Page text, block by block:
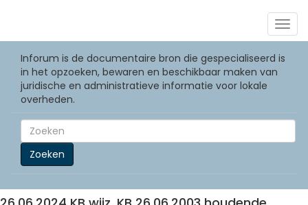
Inforum is de documentaire bron die gespecialiseerd is
in het opzoeken, bewaren en beschikbaar maken van
juridische en administratieve informatie voor lokale
overheden.
Zoeken